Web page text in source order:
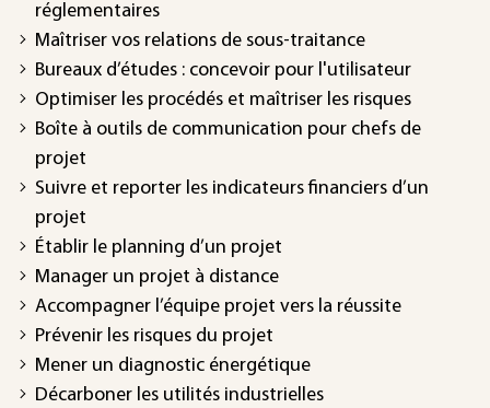
réglementaires
Maîtriser vos relations de sous-traitance
Bureaux d’études : concevoir pour l'utilisateur
Optimiser les procédés et maîtriser les risques
Boîte à outils de communication pour chefs de
projet
Suivre et reporter les indicateurs financiers d’un
projet
Établir le planning d’un projet
Manager un projet à distance
Accompagner l’équipe projet vers la réussite
Prévenir les risques du projet
Mener un diagnostic énergétique
Décarboner les utilités industrielles